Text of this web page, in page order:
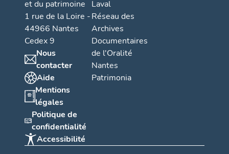
et du patrimoine
1 rue de la Loire -
44966 Nantes
Cedex 9
Nous
contacter
Aide
Mentions
légales
Politique de
confidentialité
Accessibilité
Laval
Réseau des
Archives
Documentaires
de l'Oralité
Nantes
Patrimonia